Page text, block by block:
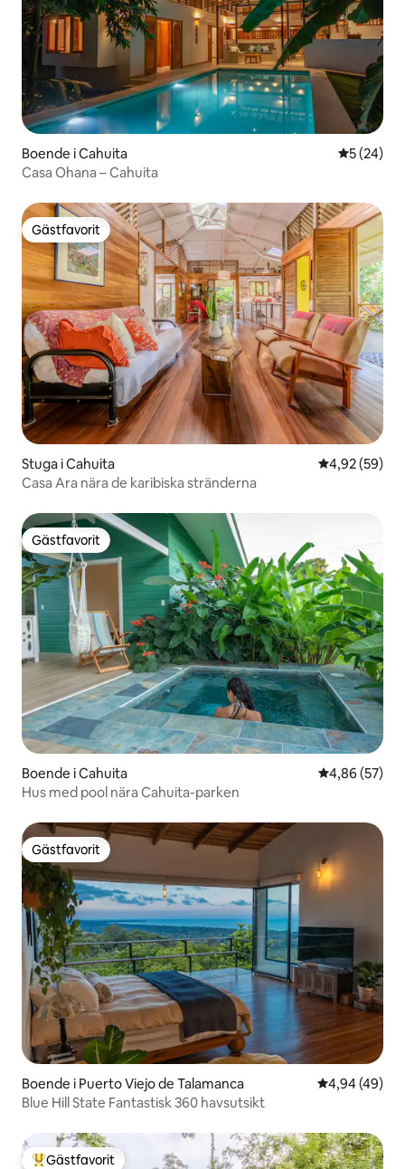
Boende i Cahuita 5 av 5 i
5 (24)
Casa Ohana – Cahuita
Gästfavorit
Gästfavorit
Stuga i Cahuita 4,92 av 5 i
4,92 (59)
Casa Ara nära de karibiska stränderna
Gästfavorit
Gästfavorit
Boende i Cahuita 4,86 av 5 i
4,86 (57)
Hus med pool nära Cahuita-parken
Gästfavorit
Gästfavorit
Boende i Puerto Viejo de Talamanca 4,94 av 5 i
4,94 (49)
Blue Hill State Fantastisk 360 havsutsikt
Gästfavorit